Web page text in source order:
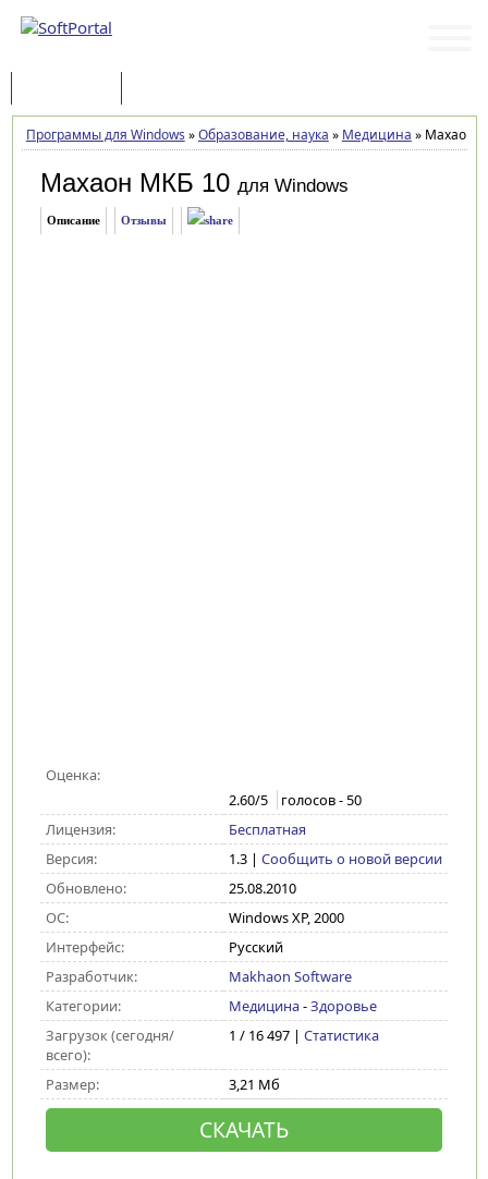
Программы для Windows »Образование, наука » Медицина »Махаон
Махаон МКБ 10 для Windows
Описание Отзывы
Оценка:
2.60/5 голосов -50
Лицензия:
Бесплатная
Версия:
1.3| Сообщить о новой версии
Обновлено:
25.08.2010
ОС:
Windows XP, 2000
Интерфейс:
Русский
Разработчик:
Makhaon Software
Категории:
Медицина-Здоровье
Загрузок (сегодня/
всего):
1 / 16 497 | Статистика
Размер: 3,21 Мб
СКАЧАТЬ